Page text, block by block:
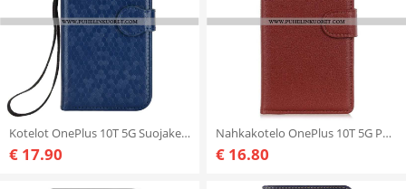
Kotelot OnePlus 10T 5G Suojaketju Kuori 3d-kuviohihna
€ 17.90
Nahkakotelo OnePlus 10T 5G Perinteinen Keinonahka
€ 16.80